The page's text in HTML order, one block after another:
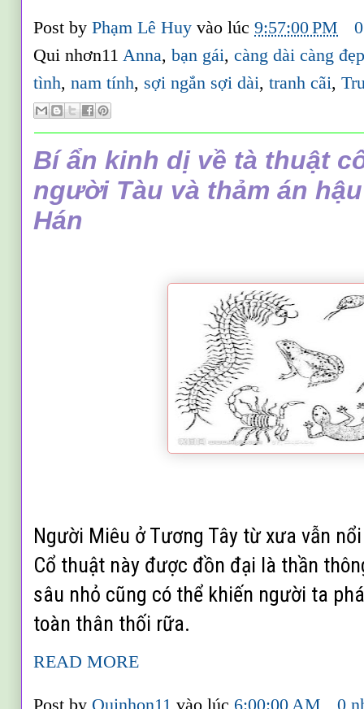
Post byPhạm Lê Huyvào lúc9:57:00 PM
Qui nhơn11Anna,bạn gái,càng dài càng
tình,nam tính, sợi ngắn sợi dài,tranh cãi,
Bí ẩn kinh dị về tà thuật
người Tàu và thảm án
Hán
Người Miêu ở Tương Tây từ xưa vẫn
Cổ thuật này được đồn đại là thần
sâu nhỏ cũng có thể khiến người ta
toàn thân thối rữa.
READ MORE